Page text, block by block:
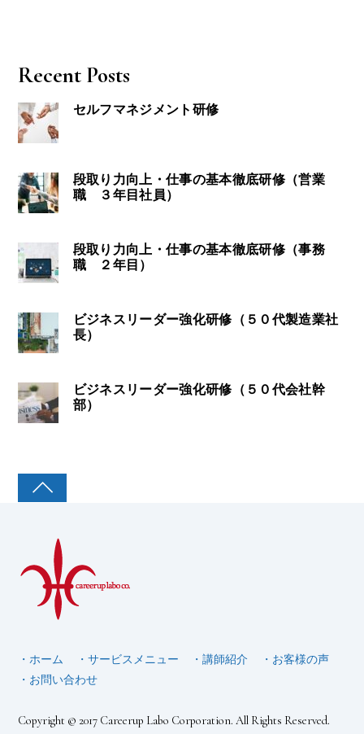
Recent Posts
セルフマネジメント研修
段取り力向上・仕事の基本徹底研修（営業
職 ３年目社員）
段取り力向上・仕事の基本徹底研修（事務
職 ２年目）
ビジネスリーダー強化研修（５０代製造業社
長）
ビジネスリーダー強化研修（５０代会社幹
部）
・ホーム ・サービスメニュー ・講師紹介
・お客様の声
・お問い合わせ
Copyright © 2017 Careerup Labo Corporation. All Rights Reserved.